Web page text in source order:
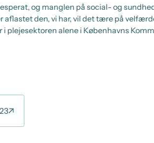
og manglen på social- og
aflastet den, vi har, vil det tære på
plejesektoren alene i Københavns